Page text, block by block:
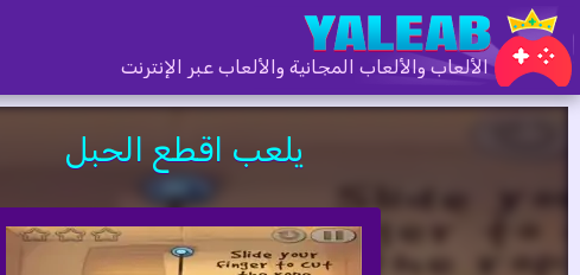
الألعاب والألعاب المجانية والألعاب عبر الإنترنت
يلعب اقطع الحبل